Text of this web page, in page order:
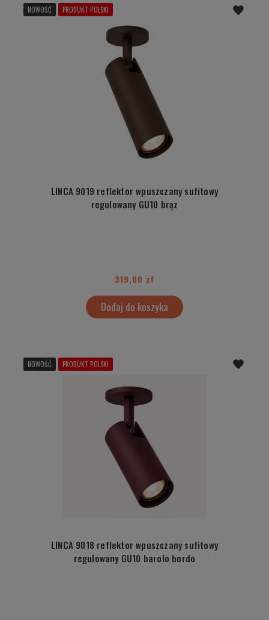
LINCA 9019 reflektor wpuszczany sufitowy
regulowany GU10 brąz
319,00 zł
Dodaj do koszyka
NOWOŚĆ PRODUKT POLSKI
LINCA 9018 reflektor wpuszczany sufitowy
regulowany GU10 barolo bordo
NOWOŚĆ PRODUKT POLSKI